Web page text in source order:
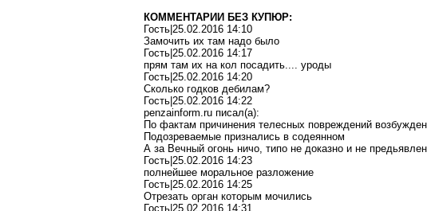
КОММЕНТАРИИ БЕЗ КУПЮР:
Гость|25.02.2016 14:10
Замочить их там надо было
Гость|25.02.2016 14:17
прям там их на кол посадить.... уроды
Гость|25.02.2016 14:20
Сколько годков дебилам?
Гость |25.02.2016 14:22
penzainform.ru писал(a):
По фактам причинения телесных повреждений
Подозреваемые признались в содеянном
А за Вечный огонь ничо, типо не доказно и не
Гость|25.02.2016 14:23
полнейшее моральное разложение
Гость|25.02.2016 14:25
Отрезать орган которым мочились
Гость|25.02.2016 14:31